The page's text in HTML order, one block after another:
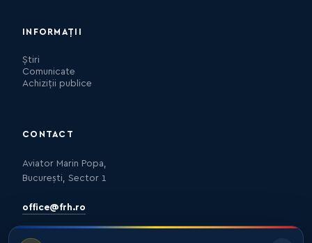
INFORMAȚII
Știri
Comunicate
Achiziții publice
CONTACT
Aviator Marin Popa,
București, Sector 1
office@frh.ro